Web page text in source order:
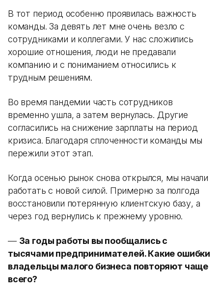
В тот период особенно проявилась важность
команды. За девять лет мне очень везло с
сотрудниками и коллегами. У нас сложились
хорошие отношения, люди не предавали
компанию и с пониманием относились к
трудным решениям.
Во время пандемии часть сотрудников
временно ушла, а затем вернулась. Другие
согласились на снижение зарплаты на период
кризиса. Благодаря сплоченности команды мы
пережили этот этап.
Когда осенью рынок снова открылся, мы начали
работать с новой силой. Примерно за полгода
восстановили потерянную клиентскую базу, а
через год вернулись к прежнему уровню.
— За годы работы вы пообщались с
тысячами предпринимателей. Какие ошибки
владельцы малого бизнеса повторяют чаще
всего?